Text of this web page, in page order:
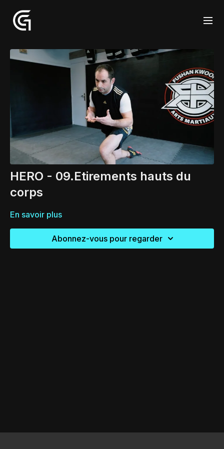
HERO - 09.Etirements hauts du
corps
En savoir plus
Abonnez-vous pour regarder